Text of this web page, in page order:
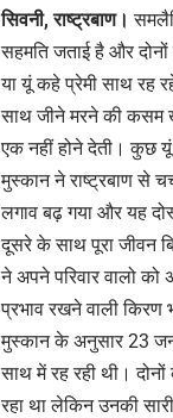
सिवनी, राष्ट्रबाण।
सहमति जताई है और
या यूं कहे प्रेमी साथ रह
साथ जीने मरने की कसम
एक नहीं होने देती। कुछ यूं
मुस्कान ने राष्ट्रबाण से
लगाव बढ़ गया और यह
दूसरे के साथ पूरा जीवन
ने अपने परिवार वालो
प्रभाव रखने वाली किरण
मुस्कान के अनुसार 23
साथ में रह रही थी।
रहा था लेकिन उनकी